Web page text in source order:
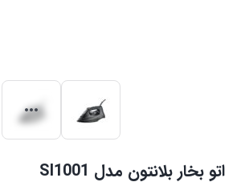
اتو بخار بلانتون مدل SI1001